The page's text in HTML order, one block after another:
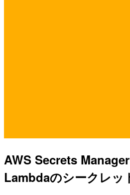
AWS Secrets
Lambdaのシークレッ